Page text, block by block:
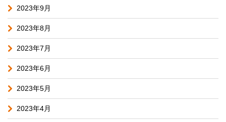
2023年9月
2023年8月
2023年7月
2023年6月
2023年5月
2023年4月